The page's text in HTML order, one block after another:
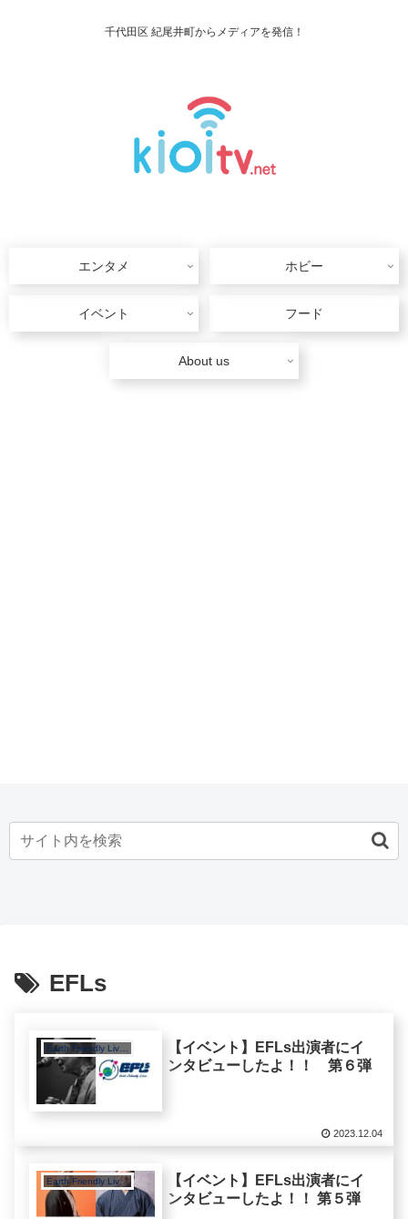
千代田区 紀尾井町からメディアを発信！
エンタメ ホビー
イベント フード
About us
EFLs
【イベント】EFLs出演者にイ
ンタビューしたよ！！ 第６弾
2023.12.04
Earth Friendly Lives
【イベント】EFLs出演者にイ
ンタビューしたよ！！ 第５弾